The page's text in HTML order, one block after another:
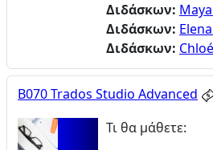
Διδάσκων:
Διδάσκων:
Διδάσκων:
B070 Trados Studio Advanced
Τι θα μάθετε: